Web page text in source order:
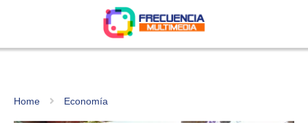
Home Economía